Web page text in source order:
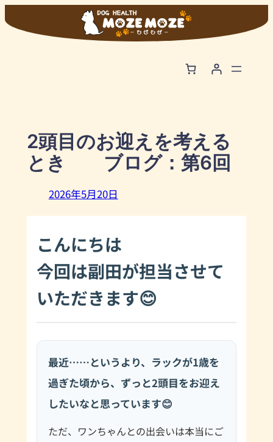
容
2頭目のお迎えを考える
とき ブログ：第6回
2026年5月20日
こんにちは
今回は副田が担当させて
いただきます😊
最近……というより、ラックが1歳を
過ぎた頃から、ずっと2頭目をお迎え
したいなと思っています😊
ただ、ワンちゃんとの出会いは本当にご